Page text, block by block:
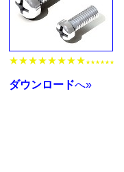
★★★★★★★★ ★★★★★★
ダウンロードへ»